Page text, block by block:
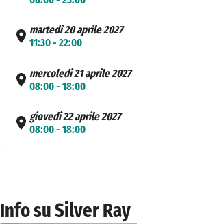
martedì 20 aprile 2027
11:30 - 22:00
mercoledì 21 aprile 2027
08:00 - 18:00
giovedì 22 aprile 2027
08:00 - 18:00
sabato 24 aprile 2027
07:00
Info su Silver Ray